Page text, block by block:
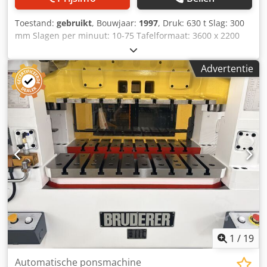
Toestand: gebruikt, Bouwjaar: 1997, Druk: 630 t Slag: 300
mm Slagen per minuut: 10-75 Tafelformaat: 3600 x 2200
mm Doorgangsbreedte: 4000 mm Ramvlak: 3600 x 2200
mm Zijdelingse staanderdoorgang: 2000 mm Crjdpfx Afswx
R Rdsqef Ramverstelling: 150 mm Inbouwhoogte (slag
beneden, verst. boven): 1000 mm Bedrijfsspanning: 400 V
Bouwhoogte boven vloer: 7600 mm Persdiepte onder vloer:
2500 mm Totaal benodigde vermogen: 160 kW
Machinegewicht ca. 225 t Benodigde ruimte ca. 750 m²
Complete plaatuitsnij-installatie met
afwikkel-/aanvoerinstallatie en stapelaar. De installatie is
geschikt voor bandbreedte 300-1600 mm en banddikte 0,5-
3 mm. De machine heeft twee schuiftafels die aan de
voorzijde wisselen. Aan de zijkant bevindt zich de
stapelinstallatie met twee pallets. Het stapelen vindt
tevens aan de achterzijde plaats met 2 pallets. 3-voudige
coilaanvoer, elk 25 t, afwikkelhaspel Schnutz, bandinvoer,
richtmachine en walsaanvoer.
Advertentie
1 / 19
Automatische ponsmachine